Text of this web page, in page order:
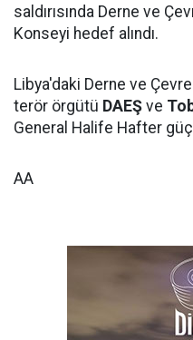
saldırısında Derne ve
Konseyi hedef alındı.
Libya'daki Derne ve
terör örgütü DAEŞ ve
General Halife Hafter
AA